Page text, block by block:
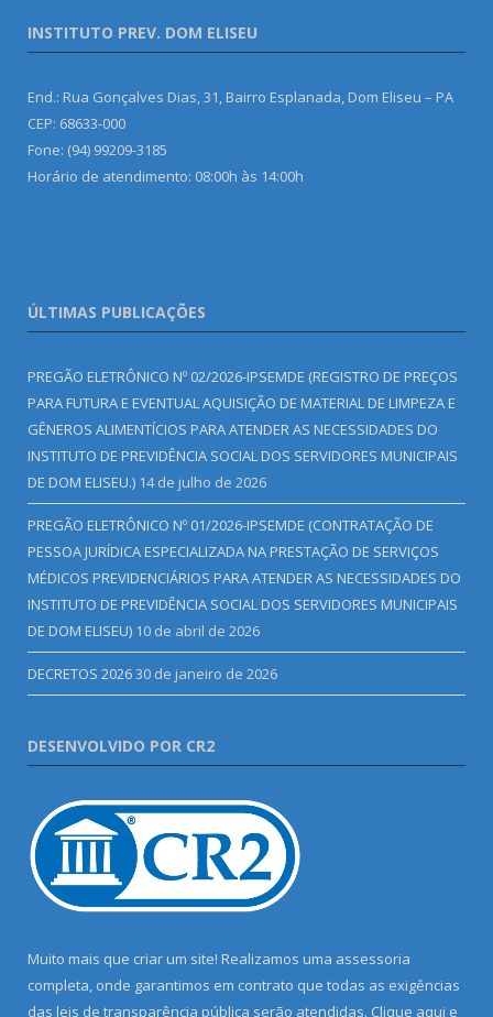
INSTITUTO PREV. DOM ELISEU
End.: Rua Gonçalves Dias, 31, Bairro Esplanada, Dom Eliseu – PA
CEP: 68633-000
Fone: (94) 99209-3185
Horário de atendimento: 08:00h às 14:00h
ÚLTIMAS PUBLICAÇÕES
PREGÃO ELETRÔNICO Nº 02/2026-IPSEMDE (REGISTRO DE PREÇOS
PARA FUTURA E EVENTUAL AQUISIÇÃO DE MATERIAL DE LIMPEZA E
GÊNEROS ALIMENTÍCIOS PARA ATENDER AS NECESSIDADES DO
INSTITUTO DE PREVIDÊNCIA SOCIAL DOS SERVIDORES MUNICIPAIS
DE DOM ELISEU.) 14 de julho de 2026
PREGÃO ELETRÔNICO Nº 01/2026-IPSEMDE (CONTRATAÇÃO DE
PESSOA JURÍDICA ESPECIALIZADA NA PRESTAÇÃO DE SERVIÇOS
MÉDICOS PREVIDENCIÁRIOS PARA ATENDER AS NECESSIDADES DO
INSTITUTO DE PREVIDÊNCIA SOCIAL DOS SERVIDORES MUNICIPAIS
DE DOM ELISEU) 10 de abril de 2026
DECRETOS 202630 de janeiro de 2026
DESENVOLVIDO POR CR2
Muito mais que criar um site! Realizamos uma assessoria
completa, onde garantimos em contrato que todas as exigências
das leis de transparência pública serão atendidas. Clique aqui e